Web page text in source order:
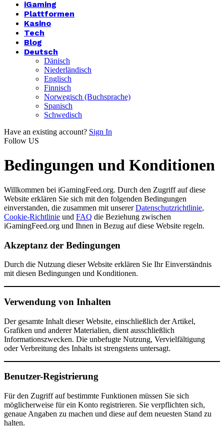
iGaming
Plattformen
Kasino
Tech
Blog
Deutsch
Dänisch
Niederländisch
Englisch
Finnisch
Norwegisch (Buchsprache)
Spanisch
Schwedisch
Have an existing account? Sign In
Follow US
Bedingungen und Konditionen
Willkommen bei iGamingFeed.org. Durch den Zugriff auf diese
Website erklären Sie sich mit den folgenden Bedingungen
einverstanden, die zusammen mit unsererDatenschutzrichtlinie,
Cookie-Richtlinie und FAQ die Beziehung zwischen
iGamingFeed.org und Ihnen in Bezug auf diese Website regeln.
Akzeptanz der Bedingungen
Durch die Nutzung dieser Website erklären Sie Ihr Einverständnis
mit diesen Bedingungen und Konditionen.
Verwendung von Inhalten
Der gesamte Inhalt dieser Website, einschließlich der Artikel,
Grafiken und anderer Materialien, dient ausschließlich
Informationszwecken. Die unbefugte Nutzung, Vervielfältigung
oder Verbreitung des Inhalts ist strengstens untersagt.
Benutzer-Registrierung
Für den Zugriff auf bestimmte Funktionen müssen Sie sich
möglicherweise für ein Konto registrieren. Sie verpflichten sich,
genaue Angaben zu machen und diese auf dem neuesten Stand zu
halten.